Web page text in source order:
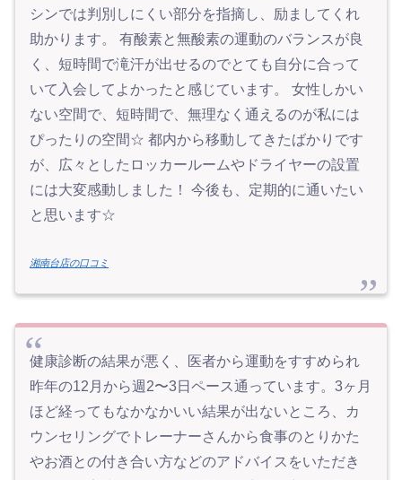
シンでは判別しにくい部分を指摘し、励ましてくれ
助かります。 有酸素と無酸素の運動のバランスが良
く、短時間で滝汗が出せるのでとても自分に合って
いて入会してよかったと感じています。 女性しかい
ない空間で、短時間で、無理なく通えるのが私には
ぴったりの空間☆ 都内から移動してきたばかりです
が、広々としたロッカールームやドライヤーの設置
には大変感動しました！ 今後も、定期的に通いたい
と思います☆
湘南台店の口コミ
健康診断の結果が悪く、医者から運動をすすめられ
昨年の12月から週2〜3日ペース通っています。3ヶ月
ほど経ってもなかなかいい結果が出ないところ、カ
ウンセリングでトレーナーさんから食事のとりかた
やお酒との付き合い方などのアドバイスをいただき